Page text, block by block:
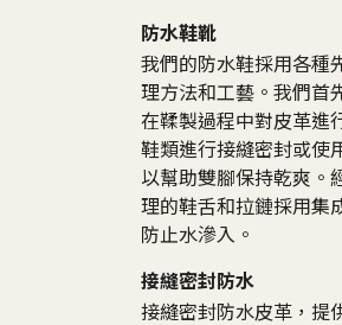
防水鞋靴
我們的防水鞋採用各種
理方法和工藝。我們首
在鞣製過程中對皮革進
鞋類進行接縫密封或使
以幫助雙腳保持乾爽。
理的鞋舌和拉鏈採用集
防止水滲入。
接縫密封防水
接縫密封防水皮革，提